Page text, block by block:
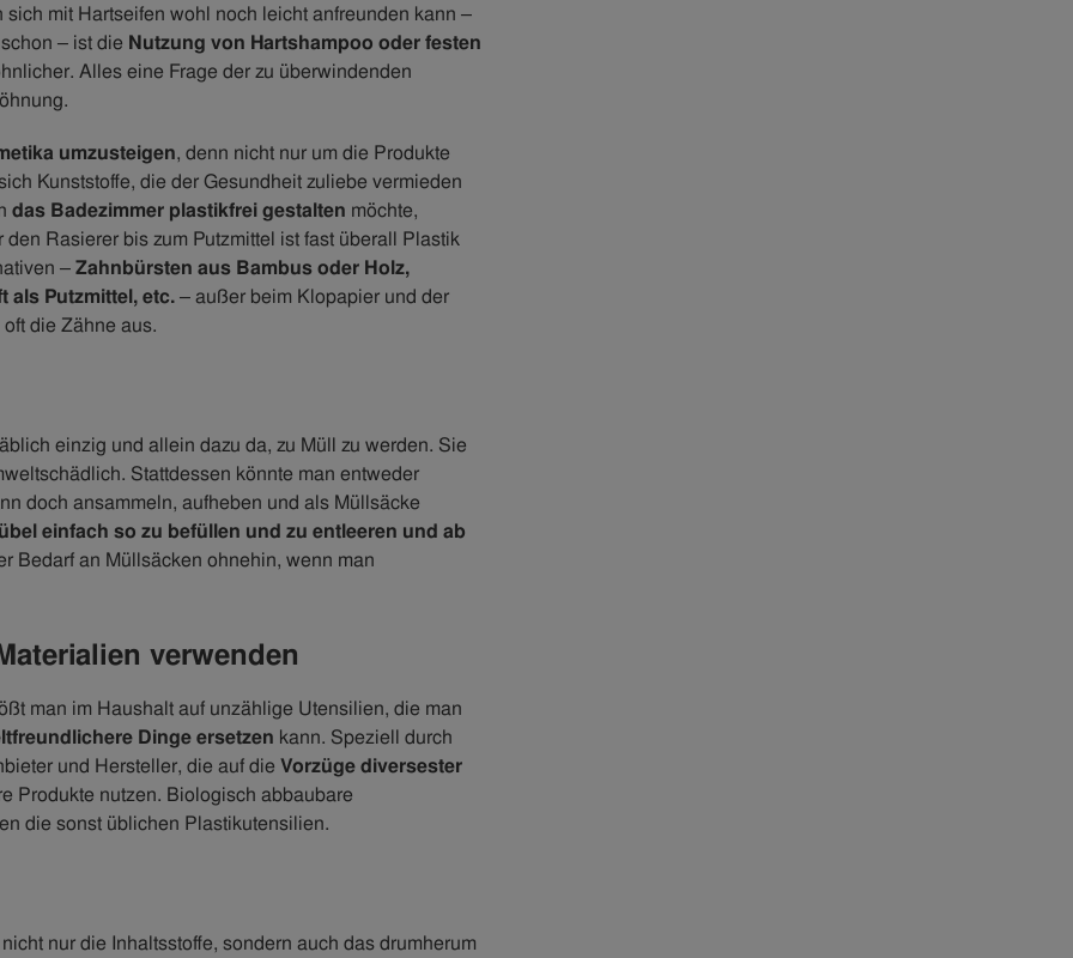
mit Hartseifen wohl noch leicht anfreunden kann –
– ist die Nutzung von Hartshampoo oder festen
Alles eine Frage der zu überwindenden
umzusteigen, denn nicht nur um die Produkte
Kunststoffe, die der Gesundheit zuliebe vermieden
das Badezimmer plastikfrei gestalten möchte,
Rasierer bis zum Putzmittel ist fast überall Plastik
–Zahnbürsten aus Bambus oder Holz,
als Putzmittel, etc.– außer beim Klopapier und der
die Zähne aus.
einzig und allein dazu da, zu Müll zu werden. Sie
Stattdessen könnte man entweder
doch ansammeln, aufheben und als Müllsäcke
einfach so zu befüllen und zu entleeren und ab
Bedarf an Müllsäcken ohnehin, wenn man
verwenden
man im Haushalt auf unzählige Utensilien, die man
Dinge ersetzen kann. Speziell durch
und Hersteller, die auf die Vorzüge diversester
Produkte nutzen. Biologisch abbaubare
die sonst üblichen Plastikutensilien.
nur die Inhaltsstoffe, sondern auch das drumherum